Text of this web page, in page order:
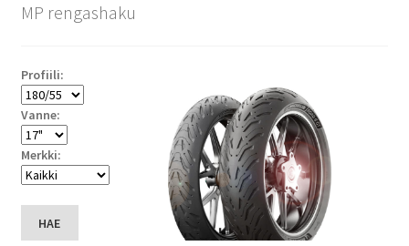
MP rengashaku
Profiili:
Vanne:
Merkki:
HAE